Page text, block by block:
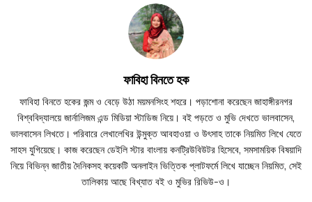
ফাবিহা বিনতে হক
ফাবিহা বিনতে হকের জন্ম ও বেড়ে উঠা ময়মনসিংহ শহরে। পড়াশোনা করেছেন জাহাঙ্গীরনগর
বিশ্ববিদ্যালয়ে জার্নালিজম এন্ড মিডিয়া স্টাডিজ নিয়ে। বই পড়তে ও মুভি দেখতে ভালবাসেন,
ভালবাসেন লিখতে। পরিবারে লেখালেখির উন্মুক্ত আবহাওয়া ও উৎসাহ তাকে নিয়মিত লিখে যেতে
সাহস যুগিয়েছে। কাজ করেছেন ডেইলি স্টার বাংলায় কনট্রিউবিউটর হিসেবে, সমসাময়িক বিষয়াদি
নিয়ে বিভিন্ন জাতীয় দৈনিকসহ কয়েকটি অনলাইন ভিত্তিক প্লাটফর্মে লিখে যাচ্ছেন নিয়মিত, সেই
তালিকায় আছে বিখ্যাত বই ও মুভির রিভিউ-ও।